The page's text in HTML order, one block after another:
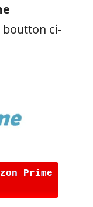
boutton ci-
Prime